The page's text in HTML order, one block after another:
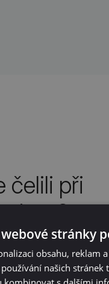
čelili při
správně napojit stanice
skutečným
sítě. Součástí
stránky
obsahu, reklam
našich